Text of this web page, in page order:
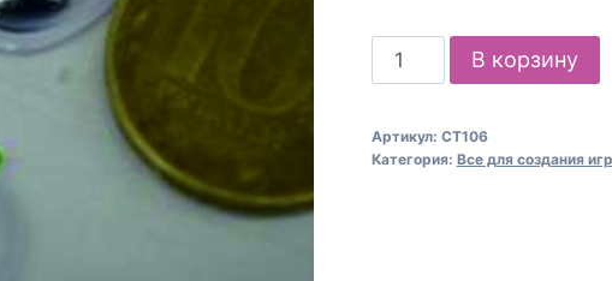
Количество
товара
для
В корзину
Артикул: СТ106
Категория: Все для создания